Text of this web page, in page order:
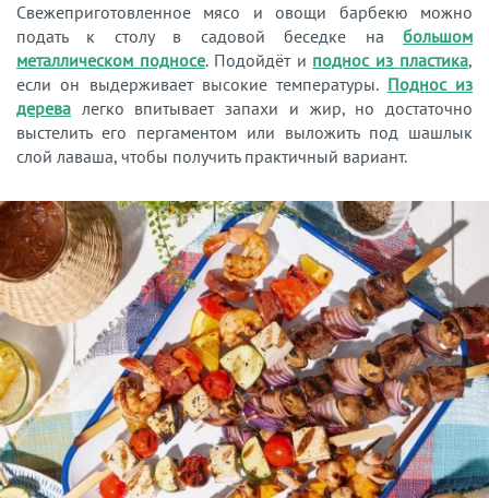
Свежеприготовленное мясо и овощи барбекю можно
подать к столу в садовой беседке на большом
металлическом подносе. Подойдёт и поднос из пластика,
если он выдерживает высокие температуры. Поднос из
дерева легко впитывает запахи и жир, но достаточно
выстелить его пергаментом или выложить под шашлык
слой лаваша, чтобы получить практичный вариант.